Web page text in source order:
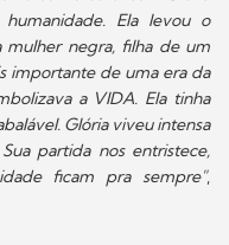
Ela levou o
mulher negra, filha de um
importante de uma era da
a VIDA. Ela tinha
Glória viveu intensa
partida nos entristece,
ficam pra sempre",